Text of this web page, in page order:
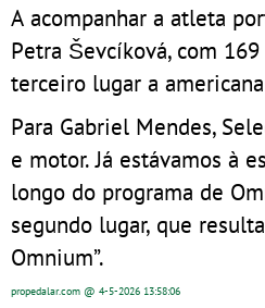
A acompanhar a atleta
Petra Ševcíková, com
terceiro lugar a
Para Gabriel Mendes,
e motor. Já estávamos à
longo do programa de
segundo lugar, que
Omnium”.
propedalar.com @ 4-5-2026 13:58:06